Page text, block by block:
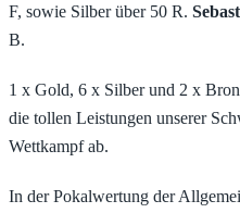
F, sowie Silber über 50 R.
B.
1 x Gold, 6 x Silber und 2 x
die tollen Leistungen unserer
Wettkampf ab.
In der Pokalwertung der